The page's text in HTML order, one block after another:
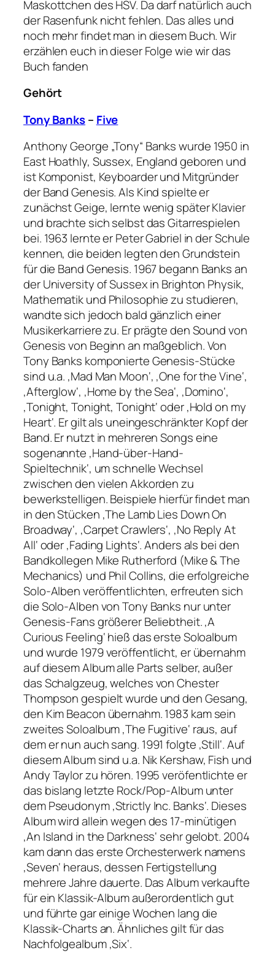
Maskottchen des HSV. Da darf natürlich auch
der Rasenfunk nicht fehlen. Das alles und
noch mehr findet man in diesem Buch. Wir
erzählen euch in dieser Folge wie wir das
Buch fanden
Gehört
Tony Banks– Five
Anthony George „Tony“ Banks wurde 1950 in
East Hoathly, Sussex, England geboren und
ist Komponist, Keyboarder und Mitgründer
der Band Genesis. Als Kind spielte er
zunächst Geige, lernte wenig später Klavier
und brachte sich selbst das Gitarrespielen
bei. 1963 lernte er Peter Gabriel in der Schule
kennen, die beiden legten den Grundstein
für die Band Genesis. 1967 begann Banks an
der University of Sussex in Brighton Physik,
Mathematik und Philosophie zu studieren,
wandte sich jedoch bald gänzlich einer
Musikerkarriere zu. Er prägte den Sound von
Genesis von Beginn an maßgeblich. Von
Tony Banks komponierte Genesis-Stücke
sind u.a. ‚Mad Man Moon‘, ‚One for the Vine‘,
‚Afterglow‘, ‚Home by the Sea‘, ‚Domino‘,
‚Tonight, Tonight, Tonight‘ oder ‚Hold on my
Heart‘. Er gilt als uneingeschränkter Kopf der
Band. Er nutzt in mehreren Songs eine
sogenannte ‚Hand-über-Hand-
Spieltechnik‘, um schnelle Wechsel
zwischen den vielen Akkorden zu
bewerkstelligen. Beispiele hierfür findet man
in den Stücken ‚The Lamb Lies Down On
Broadway‘, ‚Carpet Crawlers‘, ‚No Reply At
All‘ oder ‚Fading Lights‘. Anders als bei den
Bandkollegen Mike Rutherford (Mike & The
Mechanics) und Phil Collins, die erfolgreiche
Solo-Alben veröffentlichten, erfreuten sich
die Solo-Alben von Tony Banks nur unter
Genesis-Fans größerer Beliebtheit. ‚A
Curious Feeling‘ hieß das erste Soloalbum
und wurde 1979 veröffentlicht, er übernahm
auf diesem Album alle Parts selber, außer
das Schalgzeug, welches von Chester
Thompson gespielt wurde und den Gesang,
den Kim Beacon übernahm. 1983 kam sein
zweites Soloalbum ‚The Fugitive‘ raus, auf
dem er nun auch sang. 1991 folgte ‚Still‘. Auf
diesem Album sind u.a. Nik Kershaw, Fish und
Andy Taylor zu hören. 1995 veröfentlichte er
das bislang letzte Rock/Pop-Album unter
dem Pseudonym ‚Strictly Inc. Banks‘. Dieses
Album wird allein wegen des 17-minütigen
‚An Island in the Darkness‘ sehr gelobt. 2004
kam dann das erste Orchesterwerk namens
‚Seven‘ heraus, dessen Fertigstellung
mehrere Jahre dauerte. Das Album verkaufte
für ein Klassik-Album außerordentlich gut
und führte gar einige Wochen lang die
Klassik-Charts an. Ähnliches gilt für das
Nachfolgealbum ‚Six‘.